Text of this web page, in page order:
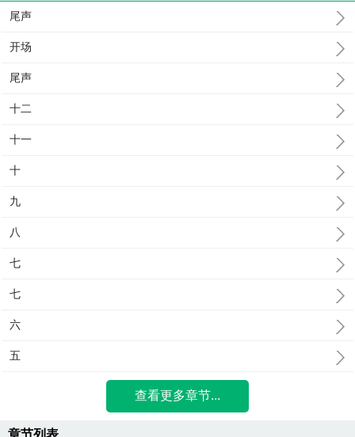
尾声
开场
尾声
十二
十一
十
九
八
七
七
六
五
查看更多章节...
章节列表